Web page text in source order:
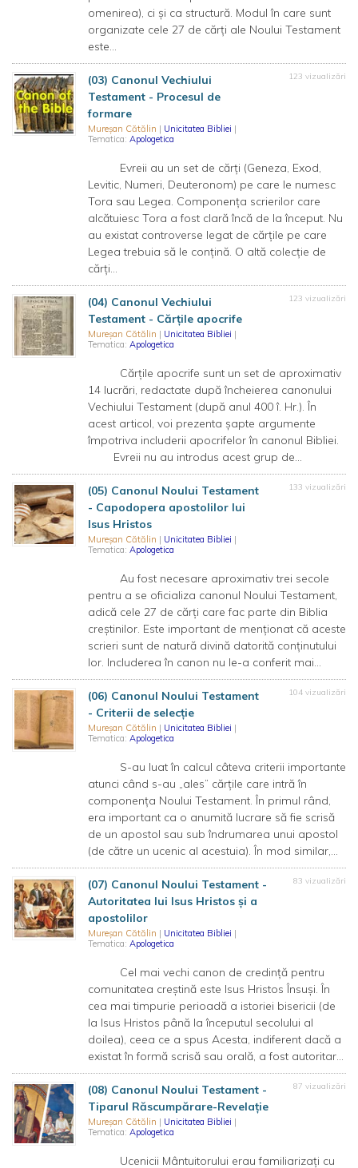
omenirea), ci și ca structură. Modul în care sunt
organizate cele 27 de cărți ale Noului Testament
este...
(03) Canonul Vechiului
Testament - Procesul de
formare
Mureșan Cătălin | Unicitatea Bibliei |
Tematica: Apologetica
123 vizualizări
Evreii au un set de cărți (Geneza, Exod,
Levitic, Numeri, Deuteronom) pe care le numesc
Tora sau Legea. Componența scrierilor care
alcătuiesc Tora a fost clară încă de la început. Nu
au existat controverse legat de cărțile pe care
Legea trebuia să le conțină. O altă colecție de
cărți...
(04) Canonul Vechiului
Testament - Cărțile apocrife
Mureșan Cătălin | Unicitatea Bibliei |
Tematica: Apologetica
123 vizualizări
Cărțile apocrife sunt un set de aproximativ
14 lucrări, redactate după încheierea canonului
Vechiului Testament (după anul 400 î. Hr.). În
acest articol, voi prezenta șapte argumente
împotriva includerii apocrifelor în canonul Bibliei.
Evreii nu au introdus acest grup de...
(05) Canonul Noului Testament
- Capodopera apostolilor lui
Isus Hristos
Mureșan Cătălin | Unicitatea Bibliei |
Tematica: Apologetica
133 vizualizări
Au fost necesare aproximativ trei secole
pentru a se oficializa canonul Noului Testament,
adică cele 27 de cărți care fac parte din Biblia
creștinilor. Este important de menționat că aceste
scrieri sunt de natură divină datorită conținutului
lor. Includerea în canon nu le-a conferit mai...
(06) Canonul Noului Testament
- Criterii de selecție
Mureșan Cătălin | Unicitatea Bibliei |
Tematica: Apologetica
104 vizualizări
S-au luat în calcul câteva criterii importante
atunci când s-au „ales” cărțile care intră în
componența Noului Testament. În primul rând,
era important ca o anumită lucrare să fie scrisă
de un apostol sau sub îndrumarea unui apostol
(de către un ucenic al acestuia). În mod similar,...
(07) Canonul Noului Testament -
Autoritatea lui Isus Hristos și a
apostolilor
Mureșan Cătălin | Unicitatea Bibliei |
Tematica: Apologetica
83 vizualizări
Cel mai vechi canon de credință pentru
comunitatea creștină este Isus Hristos Însuși. În
cea mai timpurie perioadă a istoriei bisericii (de
la Isus Hristos până la începutul secolului al
doilea), ceea ce a spus Acesta, indiferent dacă a
existat în formă scrisă sau orală, a fost autoritar...
(08) Canonul Noului Testament -
Tiparul Răscumpărare-Revelație
Mureșan Cătălin | Unicitatea Bibliei |
Tematica: Apologetica
87 vizualizări
Ucenicii Mântuitorului erau familiarizați cu